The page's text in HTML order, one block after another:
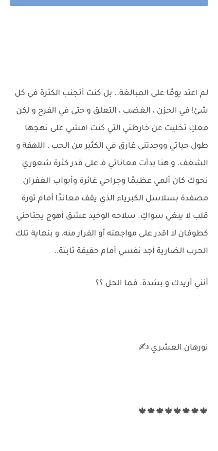
لم اعتد يومًا على المبالغة.. بل كنت أتجنب الكثرة في كل
شئ! في الحزن ، الغضب ، التعلق و حتى في الفرح و لكن
معكِ تخليت عن خارطتي التي كنت امشي على نهجها
طول حياتي ووجدتنى غارق في الكثير من الحب ، اللهفة و
الشغف. و هنا بدأت معاناتي فـ على قدر كثرة شعوري
نحوك كان ألمي عظيمًا وجراحي غائرة وأبواب الغفران
مصفدة بسلاسل الكبرياء الذي يقف معاندًا أمام ثورة
قلب لا يبغي سواكِ. سلاحه الوحيد عشق أهوج يجتاحني
كطوفان لا اقدر على مواجهته أو الفرار منه، و بنهاية تلك
الحرب الضارية أجد نفسي أمام حقيقة ثابتة..
أنني أريدك و بشدة. فما الحل ؟؟
نورهان العشري ✍️
🍁🍁🍁🍁🍁🍁🍁🍁